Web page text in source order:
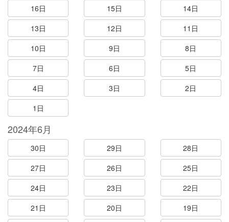
16日
15日
14日
13日
12日
11日
10日
9日
8日
7日
6日
5日
4日
3日
2日
1日
2024年6月
30日 29日
28日
27日
26日
25日
24日
23日
22日
21日
20日
19日